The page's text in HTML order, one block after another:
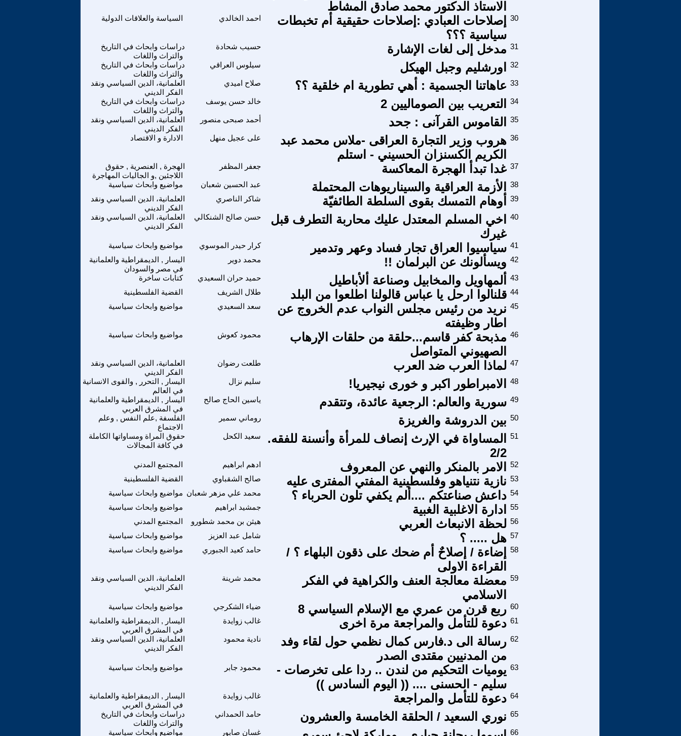
الاستاذ الدكتور محمد صادق المشاط
السياسة والعلاقات الدولية احمد الخالدي
إصلاحات العبادي :إصلاحات حقيقية أم تخبطات
سياسية ؟؟؟
30
دراسات وابحاث في التاريخ
والتراث واللغات
حسيب شحادة مدخل إلى لغات الإشارة 31
دراسات وابحاث في التاريخ
والتراث واللغات
سيلوس العراقي اورشليم وجبل الهيكل 32
العلمانية، الدين السياسي ونقد
الفكر الديني
صلاح اميدي عاهاتنا الجسمية : أهي تطورية ام خلقية ؟؟ 33
دراسات وابحاث في التاريخ
والتراث واللغات
خالد حسن يوسف التعريب بين الصوماليين 2 34
العلمانية، الدين السياسي ونقد
الفكر الديني
أحمد صبحى منصور القاموس القرآنى : جحد 35
الادارة و الاقتصاد على عجيل منهل
هروب وزير التجارة العراقى -ملاس محمد عبد
الكريم الكسنزان الحسيني - استلم
36
الهجرة , العنصرية , حقوق
اللاجئين ,و الجاليات المهاجرة
جعفر المظفر غدا تبدأ الهجرة المعاكسة 37
مواضيع وابحاث سياسية عبد الحسين شعبان الأزمة العراقية والسيناريوهات المحتملة
38
العلمانية، الدين السياسي ونقد
الفكر الديني
شاكر الناصري أوهام التمسك بقوى السلطة الطائفيّة 39
العلمانية، الدين السياسي ونقد
الفكر الديني
حسن صالح الشنكالي
اخي المسلم المعتدل عليك محاربة التطرف قبل
غيرك
40
مواضيع وابحاث سياسية كرار حيدر الموسوي سياسيوا العراق تجار فساد وعهر وتدمير 41
اليسار , الديمقراطية والعلمانية
في مصر والسودان
محمد دوير ويسألونك عن البرلمان !! 42
كتابات ساخرة حميد حران السعيدي ألمهاويل والمخابيل وصناعة ألأباطيل
43
القضية الفلسطينية
طلال الشريف قلنالوا ارحل يا عباس قالولنا اطلعوا من البلد 44
مواضيع وابحاث سياسية
سعد السعيدي
نريد من رئيس مجلس النواب عدم الخروج عن
اطار وظيفته
45
مواضيع وابحاث سياسية محمود كعوش
مذبحة كفر قاسم...حلقة من حلقات الإرهاب
الصهيوني المتواصل
46
العلمانية، الدين السياسي ونقد
الفكر الديني
طلعت رضوان لماذا العرب ضد العرب 47
اليسار , التحرر , والقوى الانسانية
في العالم
سليم نزال الامبراطور اكبر و خورى نيجيريا! 48
اليسار , الديمقراطية والعلمانية
في المشرق العربي
ياسين الحاج صالح سورية والعالم: الرجعية عائدة، وتتقدم 49
الفلسفة ,علم النفس , وعلم
الاجتماع
روماني سمير بين الدروشة والغريزة 50
حقوق المراة ومساواتها الكاملة
في كافة المجالات
سعيد الكحل
المساواة في الإرث إنصاف للمرأة وأنسنة للفقه.
2/2
51
المجتمع المدني ادهم ابراهيم الامر بالمنكر والنهي عن المعروف
52
القضية الفلسطينية
صالح الشقباوي نازية نتنياهو وفلسطينية المفتي المفترى عليه 53
مواضيع وابحاث سياسية محمد علي مزهر شعبان داعش صناعتكم ....ألم يكفي تلون الحرباء ؟ 54
مواضيع وابحاث سياسية
جمشيد ابراهيم ادارة الاغلبية الغبية
55
المجتمع المدني
هيثن بن محمد شطورو لحظة الانبعاث العربي 56
مواضيع وابحاث سياسية
شامل عبد العزيز هل ..... ؟ 57
مواضيع وابحاث سياسية
حامد كعيد الجبوري
إضاءة / إصلاحٌ أم ضحك على ذقون البلهاء ؟ /
القراءة الاولى
58
العلمانية، الدين السياسي ونقد
الفكر الديني
محمد شرينة
معضلة معالجة العنف والكراهية في الفكر
الاسلامي
59
مواضيع وابحاث سياسية ضياء الشكرجي ربع قرن من عمري مع الإسلام السياسي 8 60
اليسار , الديمقراطية والعلمانية
في المشرق العربي
غالب زوايدة دعوة للتأمل والمراجعة مرة اخرى 61
العلمانية، الدين السياسي ونقد
الفكر الديني
نادية محمود
رسالة الى د.فارس كمال نظمي حول لقاء وفد
من المدنيين مقتدى الصدر
62
مواضيع وابحاث سياسية محمود جابر
يوميات التحكيم من لندن .. ردا على تخرصات -
سليم - الحسنى .... (( اليوم السادس ))
63
اليسار , الديمقراطية والعلمانية
في المشرق العربي
غالب زوايدة دعوة للتأمل والمراجعة 64
دراسات وابحاث في التاريخ
والتراث واللغات
حامد الحمداني نوري السعيد / الحلقة الخامسة والعشرون 65
مواضيع وابحاث سياسية غسان صابور 66